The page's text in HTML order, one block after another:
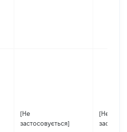
[Не
застосовується]
[Не